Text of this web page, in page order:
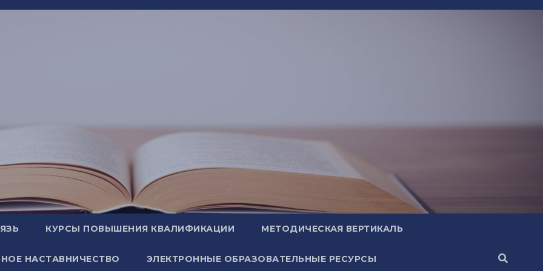
КУРСЫ ПОВЫШЕНИЯ КВАЛИФИКАЦИИ МЕТОДИЧЕСКАЯ ВЕРТИКАЛЬ
НАСТАВНИЧЕСТВО ЭЛЕКТРОННЫЕ ОБРАЗОВАТЕЛЬНЫЕ РЕСУРСЫ